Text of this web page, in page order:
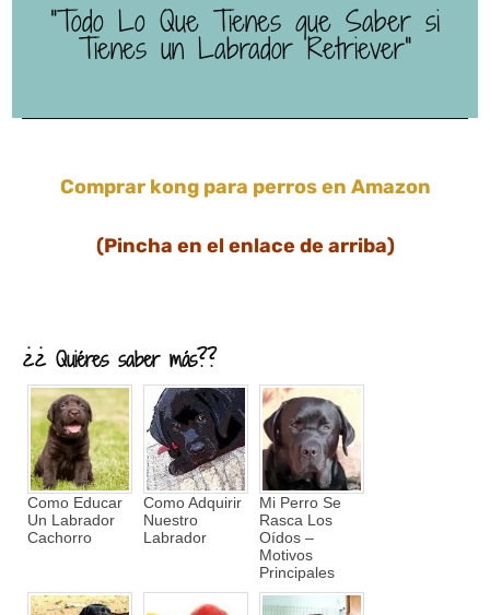
"Todo Lo Que Tienes que Saber si
Tienes un Labrador Retriever"
Comprar kong para perros en Amazon
(Pincha en el enlace de arriba)
¿¿ Quiéres saber más??
Como Educar
Un Labrador
Cachorro
Como Adquirir
Nuestro
Labrador
Mi Perro Se
Rasca Los
Oídos –
Motivos
Principales